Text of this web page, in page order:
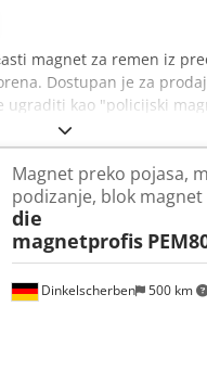
magnet za remen iz
Dostupan je za
ugraditi kao "policijski
ušice za ovjes su
u kratkom roku. Mnoge
Dinkelscherben 500 km
Magnet preko pojasa,
podizanje, blok magnet
die
magnetprofis